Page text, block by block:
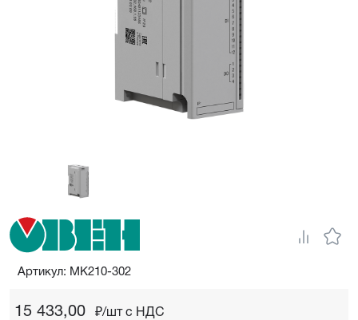
15 433,00 ₽/шт c НДС
Артикул: МК210-302